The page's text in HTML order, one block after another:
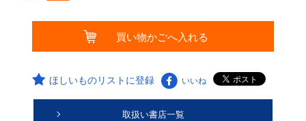
ほしいものリストに登録 いいね
取扱い書店一覧